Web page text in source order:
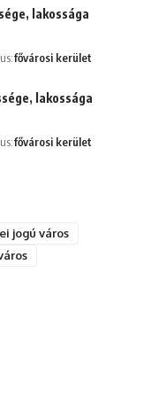
lakossága
fővárosi kerület
lakossága
fővárosi kerület
jogú város